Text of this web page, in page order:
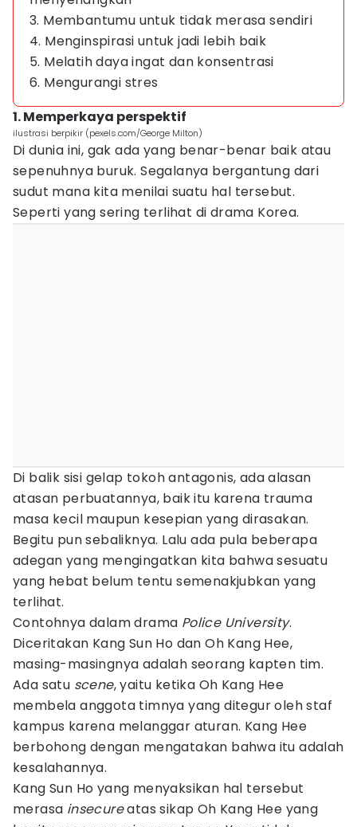
3. Membantumu untuk tidak merasa sendiri
4. Menginspirasi untuk jadi lebih baik
5. Melatih daya ingat dan konsentrasi
6. Mengurangi stres
1. Memperkaya perspektif
ilustrasi berpikir (pexels.com/George Milton)
Di dunia ini, gak ada yang benar-benar baik atau
sepenuhnya buruk. Segalanya bergantung dari
sudut mana kita menilai suatu hal tersebut.
Seperti yang sering terlihat di drama Korea.
Di balik sisi gelap tokoh antagonis, ada alasan
atasan perbuatannya, baik itu karena trauma
masa kecil maupun kesepian yang dirasakan.
Begitu pun sebaliknya. Lalu ada pula beberapa
adegan yang mengingatkan kita bahwa sesuatu
yang hebat belum tentu semenakjubkan yang
terlihat.
Contohnya dalam drama Police University.
Diceritakan Kang Sun Ho dan Oh Kang Hee,
masing-masingnya adalah seorang kapten tim.
Ada satu scene, yaitu ketika Oh Kang Hee
membela anggota timnya yang ditegur oleh staf
kampus karena melanggar aturan. Kang Hee
berbohong dengan mengatakan bahwa itu adalah
kesalahannya.
Kang Sun Ho yang menyaksikan hal tersebut
merasa insecureatas sikap Oh Kang Hee yang